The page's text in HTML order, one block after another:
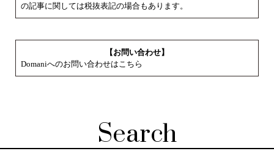
の記事に関しては税抜表記の場合もあります。
【お問い合わせ】
Domaniへのお問い合わせはこちら
Search